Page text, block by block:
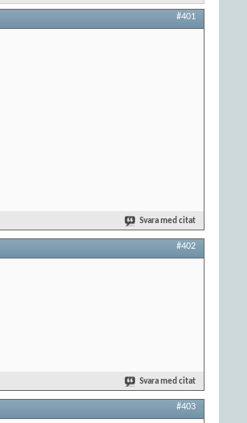
#401
Svara med citat
#402
Svara med citat
#403